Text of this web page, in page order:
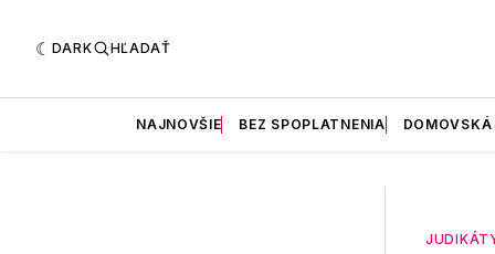
DARK HĽADAŤ
NAJNOVŠIE BEZ SPOPLATNENIA